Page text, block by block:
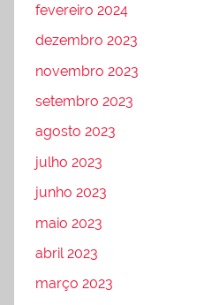
fevereiro 2024
dezembro 2023
novembro 2023
setembro 2023
agosto 2023
julho 2023
junho 2023
maio 2023
abril 2023
março 2023